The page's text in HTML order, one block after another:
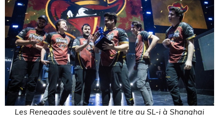
Les Renegades soulèvent le titre au SL-i à Shanghai